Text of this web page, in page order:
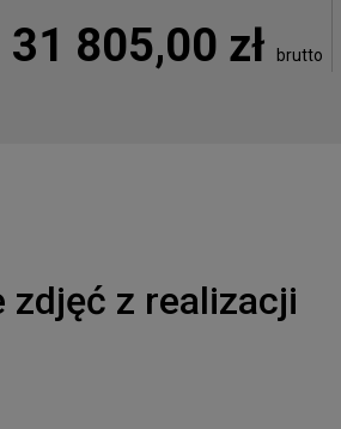
31 805,00 zł brutto
zdjęć z realizacji